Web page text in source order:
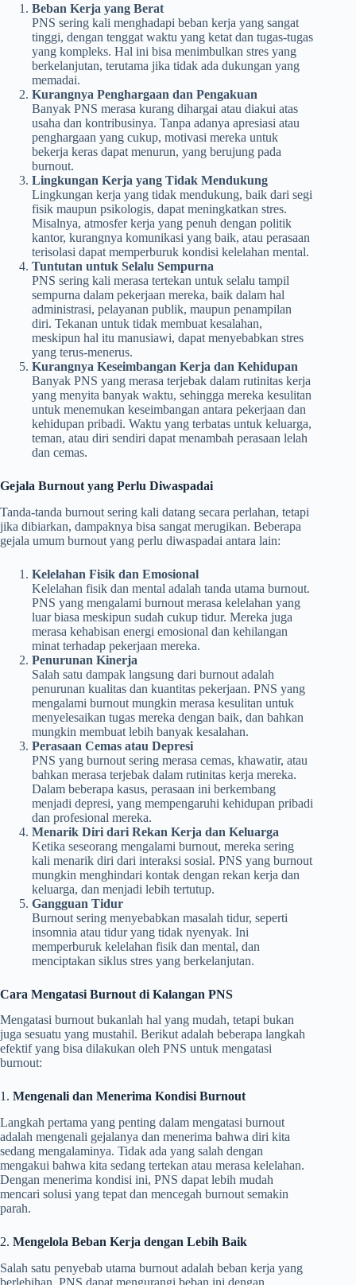
Beban Kerja yang Berat
PNS sering kali menghadapi beban kerja yang sangat
tinggi, dengan tenggat waktu yang ketat dan tugas-tugas
yang kompleks. Hal ini bisa menimbulkan stres yang
berkelanjutan, terutama jika tidak ada dukungan yang
memadai.
Kurangnya Penghargaan dan Pengakuan
Banyak PNS merasa kurang dihargai atau diakui atas
usaha dan kontribusinya. Tanpa adanya apresiasi atau
penghargaan yang cukup, motivasi mereka untuk
bekerja keras dapat menurun, yang berujung pada
burnout.
Lingkungan Kerja yang Tidak Mendukung
Lingkungan kerja yang tidak mendukung, baik dari segi
fisik maupun psikologis, dapat meningkatkan stres.
Misalnya, atmosfer kerja yang penuh dengan politik
kantor, kurangnya komunikasi yang baik, atau perasaan
terisolasi dapat memperburuk kondisi kelelahan mental.
Tuntutan untuk Selalu Sempurna
PNS sering kali merasa tertekan untuk selalu tampil
sempurna dalam pekerjaan mereka, baik dalam hal
administrasi, pelayanan publik, maupun penampilan
diri. Tekanan untuk tidak membuat kesalahan,
meskipun hal itu manusiawi, dapat menyebabkan stres
yang terus-menerus.
Kurangnya Keseimbangan Kerja dan Kehidupan
Banyak PNS yang merasa terjebak dalam rutinitas kerja
yang menyita banyak waktu, sehingga mereka kesulitan
untuk menemukan keseimbangan antara pekerjaan dan
kehidupan pribadi. Waktu yang terbatas untuk keluarga,
teman, atau diri sendiri dapat menambah perasaan lelah
dan cemas.
Gejala Burnout yang Perlu Diwaspadai
Tanda-tanda burnout sering kali datang secara perlahan, tetapi
jika dibiarkan, dampaknya bisa sangat merugikan. Beberapa
gejala umum burnout yang perlu diwaspadai antara lain:
Kelelahan Fisik dan Emosional
Kelelahan fisik dan mental adalah tanda utama burnout.
PNS yang mengalami burnout merasa kelelahan yang
luar biasa meskipun sudah cukup tidur. Mereka juga
merasa kehabisan energi emosional dan kehilangan
minat terhadap pekerjaan mereka.
Penurunan Kinerja
Salah satu dampak langsung dari burnout adalah
penurunan kualitas dan kuantitas pekerjaan. PNS yang
mengalami burnout mungkin merasa kesulitan untuk
menyelesaikan tugas mereka dengan baik, dan bahkan
mungkin membuat lebih banyak kesalahan.
Perasaan Cemas atau Depresi
PNS yang burnout sering merasa cemas, khawatir, atau
bahkan merasa terjebak dalam rutinitas kerja mereka.
Dalam beberapa kasus, perasaan ini berkembang
menjadi depresi, yang mempengaruhi kehidupan pribadi
dan profesional mereka.
Menarik Diri dari Rekan Kerja dan Keluarga
Ketika seseorang mengalami burnout, mereka sering
kali menarik diri dari interaksi sosial. PNS yang burnout
mungkin menghindari kontak dengan rekan kerja dan
keluarga, dan menjadi lebih tertutup.
Gangguan Tidur
Burnout sering menyebabkan masalah tidur, seperti
insomnia atau tidur yang tidak nyenyak. Ini
memperburuk kelelahan fisik dan mental, dan
menciptakan siklus stres yang berkelanjutan.
Cara Mengatasi Burnout di Kalangan PNS
Mengatasi burnout bukanlah hal yang mudah, tetapi bukan
juga sesuatu yang mustahil. Berikut adalah beberapa langkah
efektif yang bisa dilakukan oleh PNS untuk mengatasi
burnout:
1. Mengenali dan Menerima Kondisi Burnout
Langkah pertama yang penting dalam mengatasi burnout
adalah mengenali gejalanya dan menerima bahwa diri kita
sedang mengalaminya. Tidak ada yang salah dengan
mengakui bahwa kita sedang tertekan atau merasa kelelahan.
Dengan menerima kondisi ini, PNS dapat lebih mudah
mencari solusi yang tepat dan mencegah burnout semakin
parah.
2. Mengelola Beban Kerja dengan Lebih Baik
Salah satu penyebab utama burnout adalah beban kerja yang
berlebihan. PNS dapat mengurangi beban ini dengan